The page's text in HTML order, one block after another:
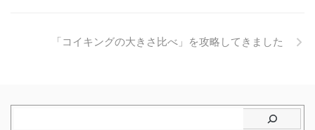
「コイキングの大きさ比べ」を攻略してきました